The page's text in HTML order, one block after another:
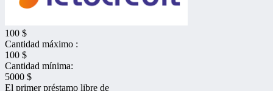
100 $
Cantidad máximo :
100 $
Cantidad mínima:
5000 $
El primer préstamo libre de